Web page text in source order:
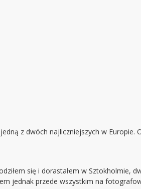
z dwóch najliczniejszych w Europie.
się i dorastałem w Sztokholmie,
jednak przede wszystkim na